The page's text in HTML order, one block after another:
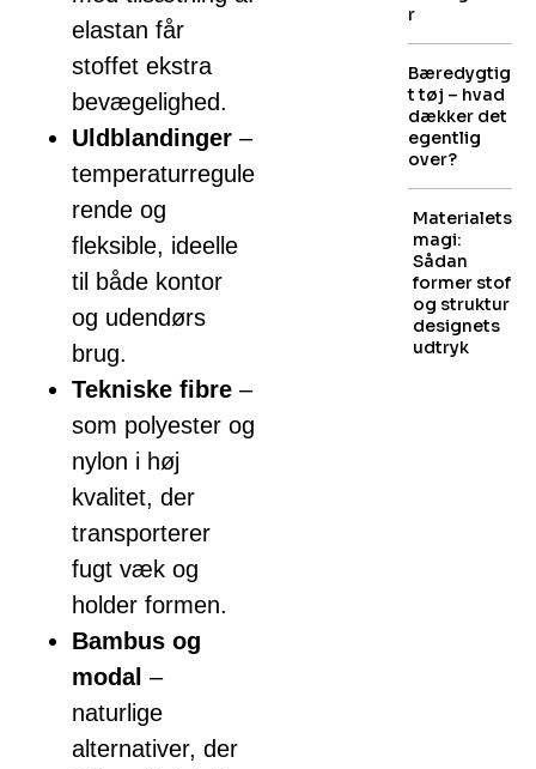
elastan får
stoffet ekstra
bevægelighed.
Uldblandinger –
temperaturregule
rende og
fleksible, ideelle
til både kontor
og udendørs
brug.
Tekniske fibre –
som polyester og
nylon i høj
kvalitet, der
transporterer
fugt væk og
holder formen.
Bambus og
modal –
naturlige
alternativer, der
r
Bæredygtig
t tøj – hvad
dækker det
egentlig
over?
Materialets
magi:
Sådan
former stof
og struktur
designets
udtryk